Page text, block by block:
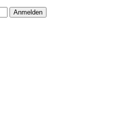
Anmelden